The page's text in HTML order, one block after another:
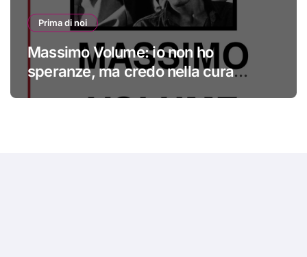
Prima di noi
Massimo Volume: io non ho
speranze, ma credo nella cura